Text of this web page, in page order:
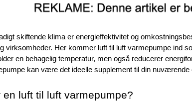
skiftende klima er energieffektivitet og
virksomheder. Her kommer luft til luft varmepumpe ind
en behagelig temperatur, men også reducerer
kan være det ideelle supplement til din nuværende
en luft til luft varmepumpe?